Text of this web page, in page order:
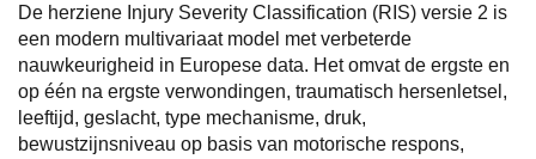
De herziene Injury Severity Classification (RIS) versie 2 is
een modern multivariaat model met verbeterde
nauwkeurigheid in Europese data. Het omvat de ergste en
op één na ergste verwondingen, traumatisch hersenletsel,
leeftijd, geslacht, type mechanisme, druk,
bewustzijnsniveau op basis van motorische respons,